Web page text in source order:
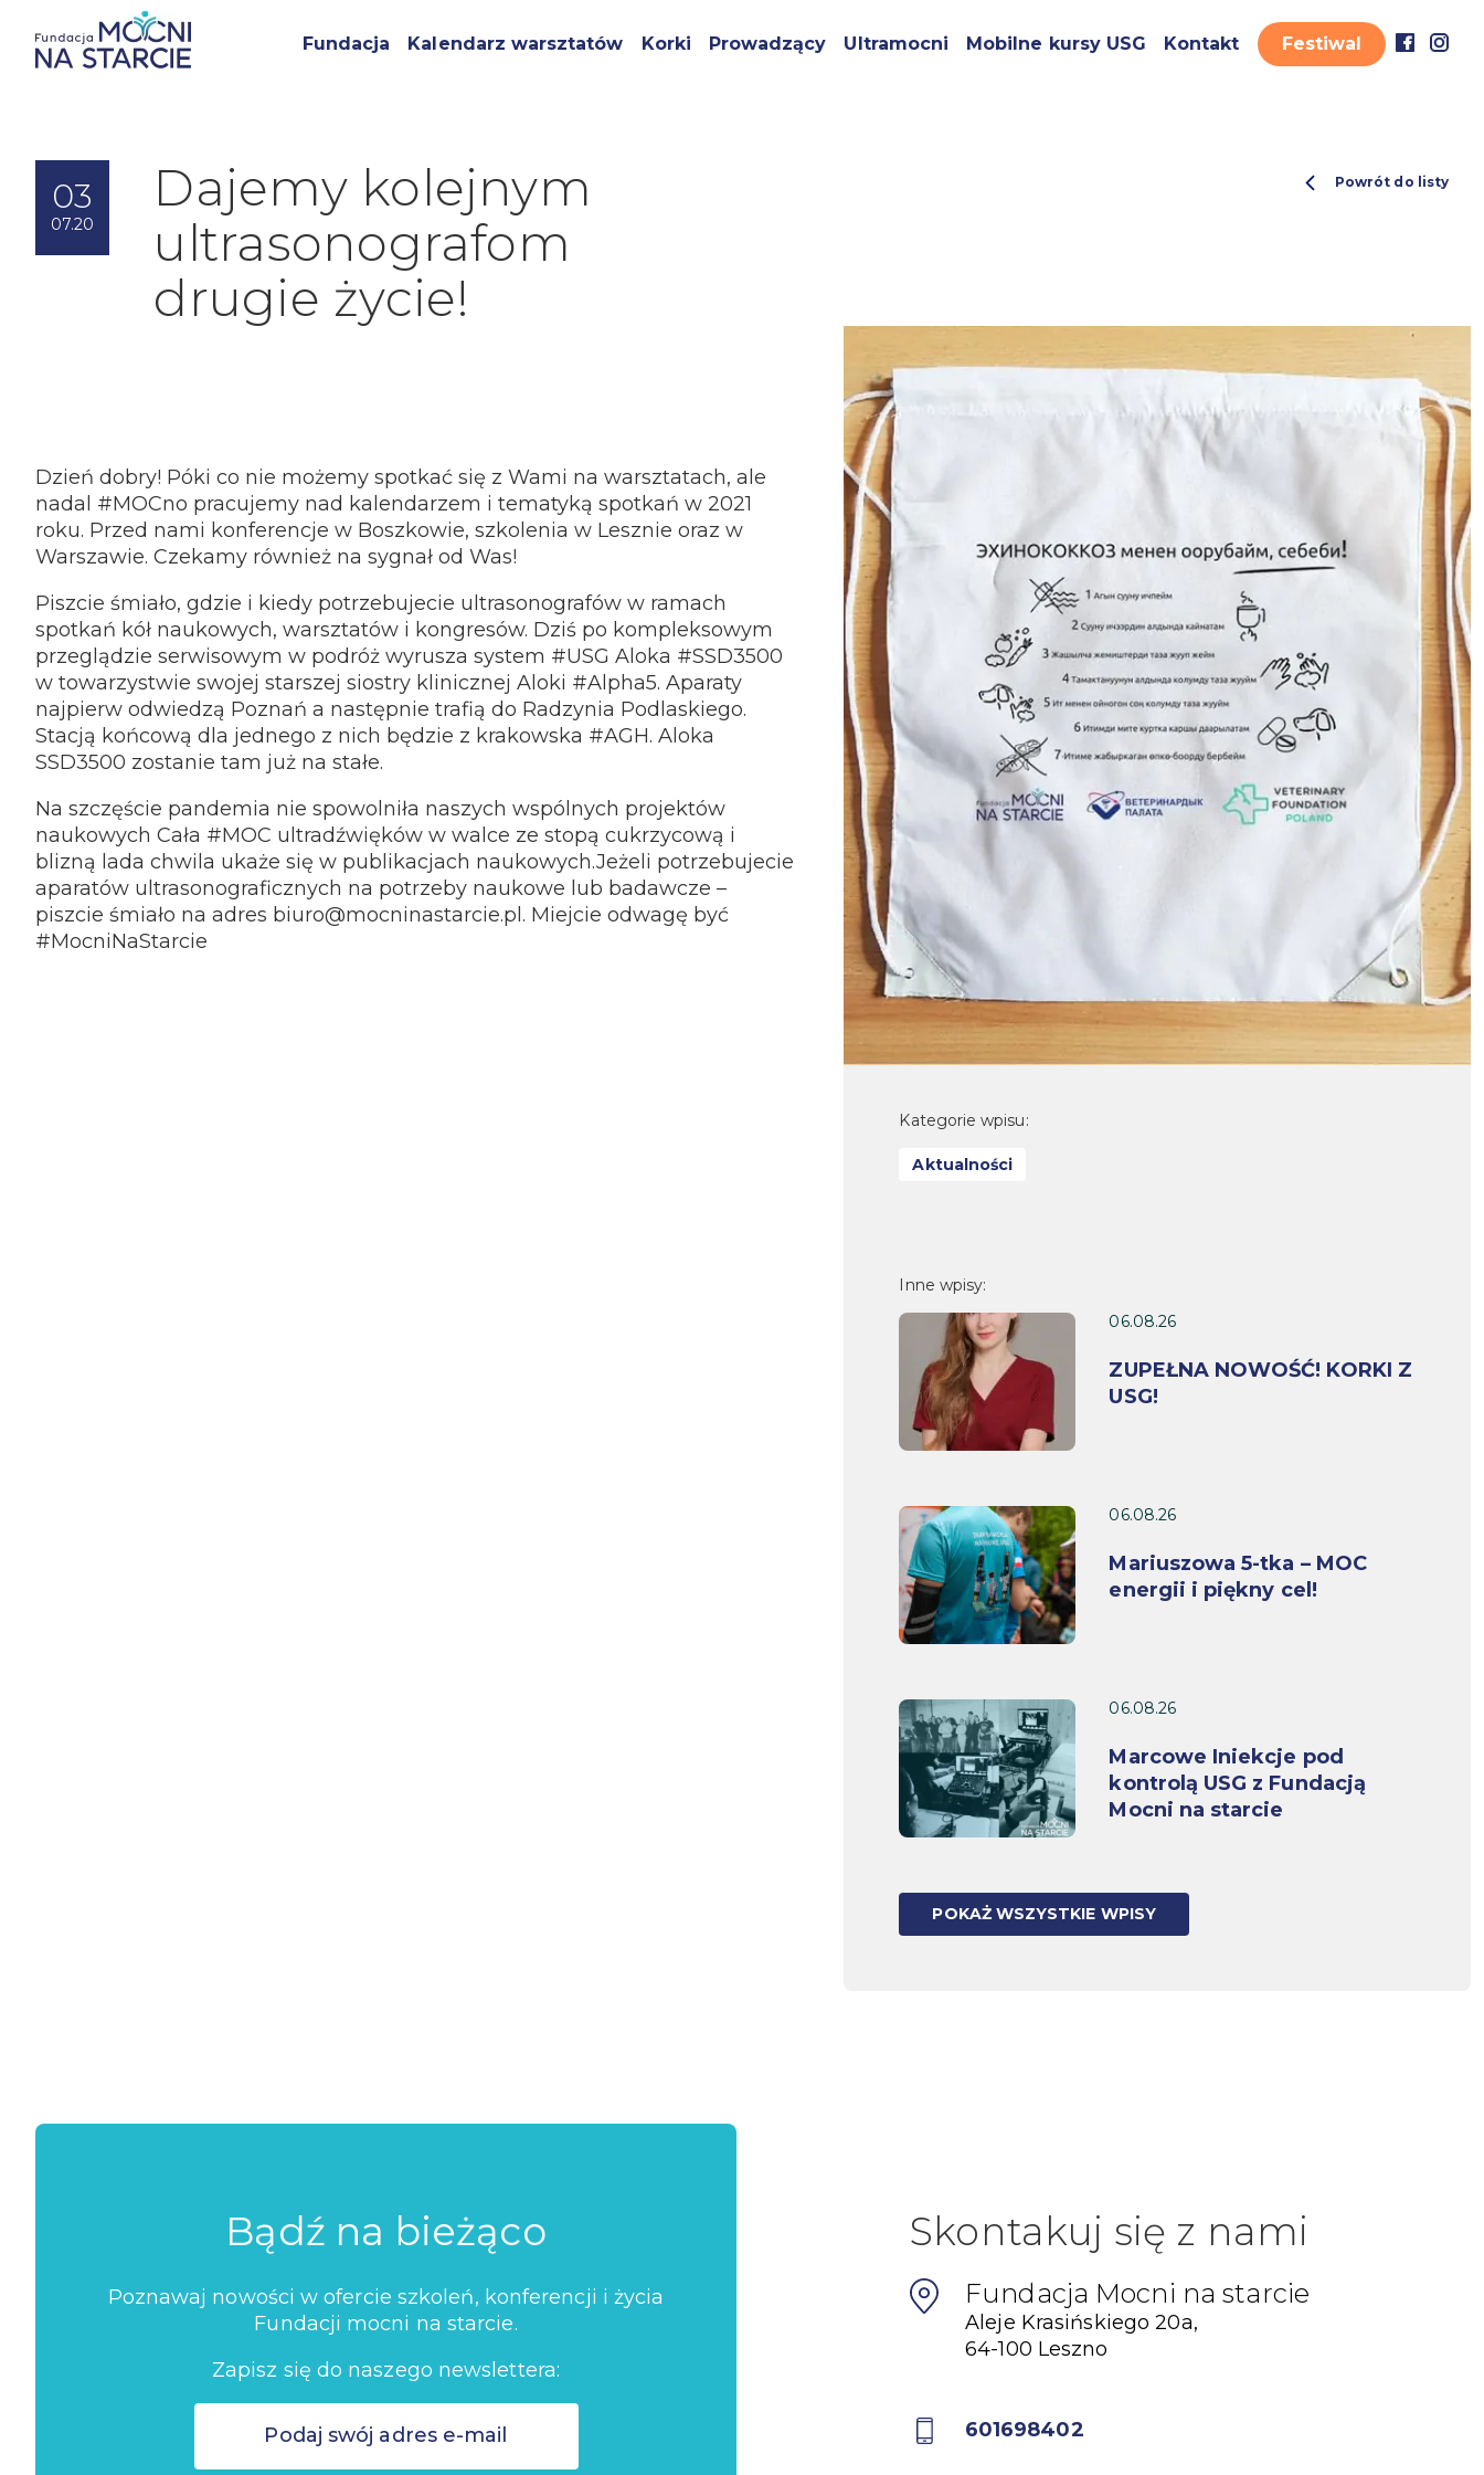
Fundacja Kalendarz warsztatów Korki Prowadzący Ultramocni Mobilne kursy USG Kontakt Festiwal
03
07.20
Dajemy kolejnym
ultrasonografom
drugie życie!
Powrót do listy
Dzień dobry! Póki co nie możemy spotkać się z Wami na warsztatach, ale
nadal #MOCno pracujemy nad kalendarzem i tematyką spotkań w 2021
roku. Przed nami konferencje w Boszkowie, szkolenia w Lesznie oraz w
Warszawie. Czekamy również na sygnał od Was!
Piszcie śmiało, gdzie i kiedy potrzebujecie ultrasonografów w ramach
spotkań kół naukowych, warsztatów i kongresów. Dziś po kompleksowym
przeglądzie serwisowym w podróż wyrusza system #USG Aloka #SSD3500
w towarzystwie swojej starszej siostry klinicznej Aloki #Alpha5. Aparaty
najpierw odwiedzą Poznań a następnie trafią do Radzynia Podlaskiego.
Stacją końcową dla jednego z nich będzie z krakowska #AGH. Aloka
SSD3500 zostanie tam już na stałe.
Na szczęście pandemia nie spowolniła naszych wspólnych projektów
naukowych Cała #MOC ultradźwięków w walce ze stopą cukrzycową i
blizną lada chwila ukaże się w publikacjach naukowych.Jeżeli potrzebujecie
aparatów ultrasonograficznych na potrzeby naukowe lub badawcze –
piszcie śmiało na adres biuro@mocninastarcie.pl. Miejcie odwagę być
#MocniNaStarcie
Kategorie wpisu:
Aktualności
Inne wpisy:
06.08.26
ZUPEŁNA NOWOŚĆ! KORKI Z
USG!
06.08.26
Mariuszowa 5-tka – MOC
energii i piękny cel!
06.08.26
Marcowe Iniekcje pod
kontrolą USG z Fundacją
Mocni na starcie
POKAŻ WSZYSTKIE WPISY
Bądź na bieżąco
Poznawaj nowości w ofercie szkoleń, konferencji i życia
Fundacji mocni na starcie.
Zapisz się do naszego newslettera:
Skontakuj się z nami
Fundacja Mocni na starcie
Aleje Krasińskiego 20a,
64-100 Leszno
601698402